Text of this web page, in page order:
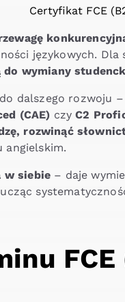
językowych.
do wymiany
dalszego rozwoju
(CAE) czyC2
rozwinąć
angielskim.
w siebie – daje